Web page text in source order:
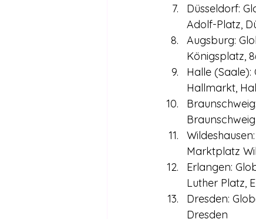
Düsseldorf:
Adolf-Platz,
Augsburg:
Königsplatz,
Halle (Saale):
Hallmarkt,
Marktplatz
Erlangen:
Luther Platz,
Dresden:
Dresden